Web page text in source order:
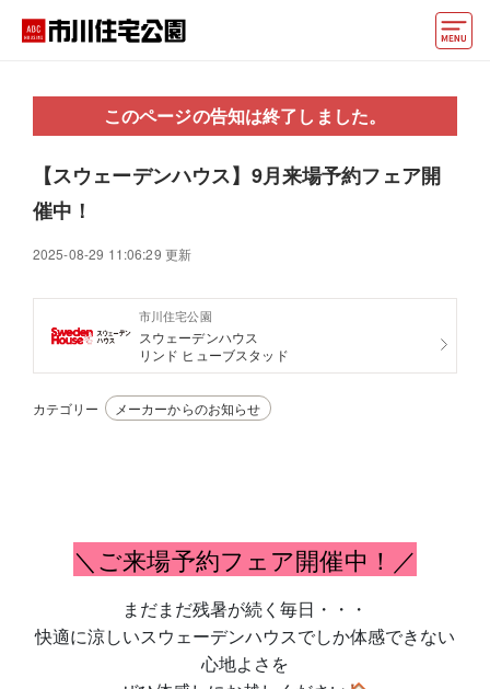
住宅会社・ハウスメーカー
動画でモデルハウス見学
好みからモデルハウスを探す
住まいづくりお役立ち情報
このページの告知は終了しました。
【スウェーデンハウス】9月来場予約フェア開
催中！
2025-08-29 11:06:29 更新
市川住宅公園
スウェーデンハウス
リンド ヒューブスタッド
カテゴリー メーカーからのお知らせ
＼ご来場予約フェア開催中！／
まだまだ残暑が続く毎日・・・
快適に涼しいスウェーデンハウスでしか体感できない
心地よさを